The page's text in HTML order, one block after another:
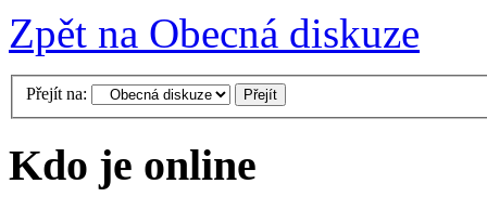
Zpět na Obecná diskuze
Přejít na:
Kdo je online